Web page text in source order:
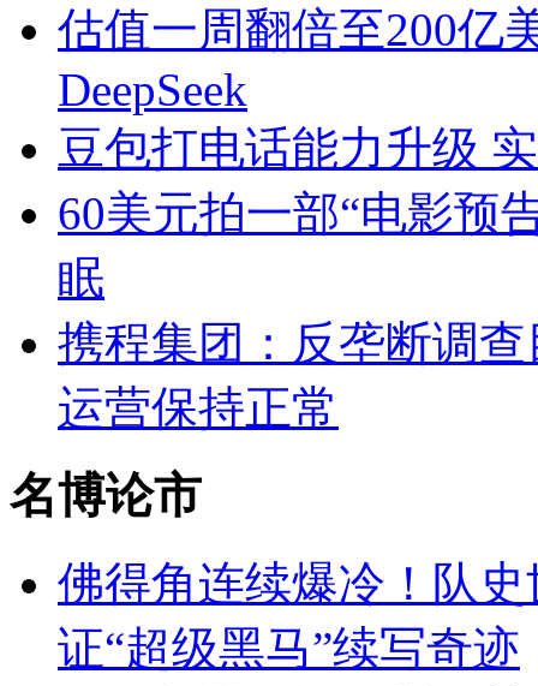
估值一周翻倍至200亿
DeepSeek
豆包打电话能力升级
60美元拍一部“电影预
眠
携程集团：反垄断调
运营保持正常
名博论市
佛得角连续爆冷！队
证“超级黑马”续写奇迹